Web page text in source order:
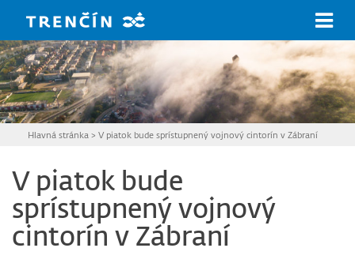
Hlavná stránka >V piatok bude sprístupnený vojnový cintorín v Zábraní
V piatok bude
sprístupnený vojnový
cintorín v Zábraní